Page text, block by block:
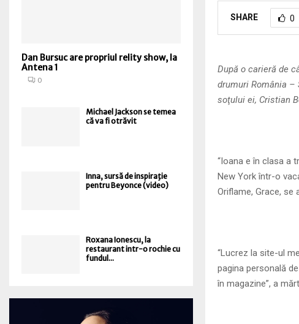
SHARE 0
După o carieră de
drumuri România –
soţului ei, Cristian
“Ioana e în clasa a
New York într-o
Oriflame, Grace, se
“Lucrez la site-ul
pagina personală
în magazine”, a
Dan Bursuc are propriul relity show, la
Antena 1
0
Michael Jackson se temea
că va fi otrăvit
Inna, sursă de inspiraţie
pentru Beyonce (video)
Roxana Ionescu, la
restaurant intr-o rochie cu
fundul...